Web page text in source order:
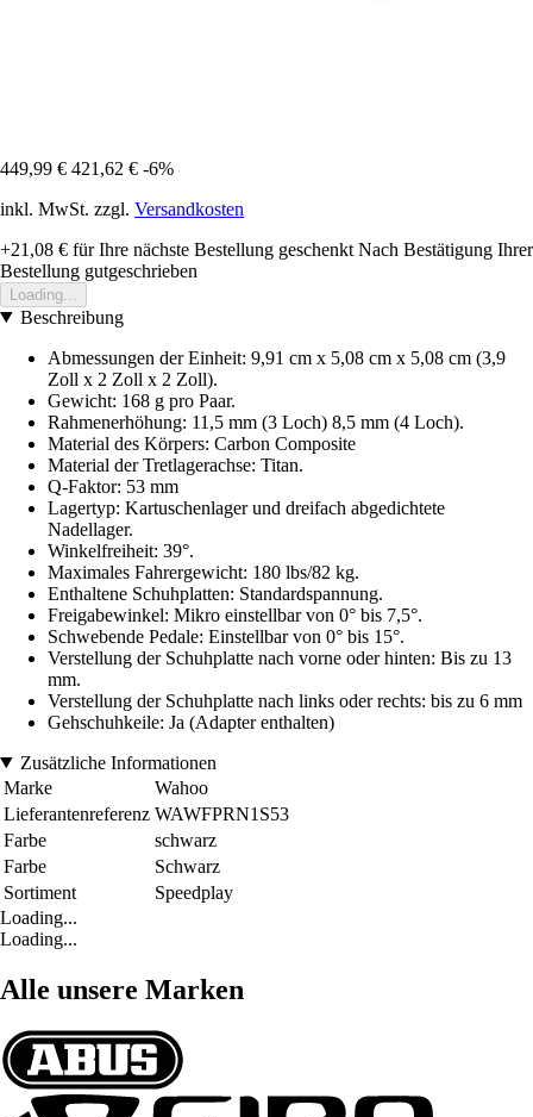
449,99 € 421,62 € -6%
inkl. MwSt. zzgl. Versandkosten
+21,08 € für Ihre nächste Bestellung geschenkt Nach Bestätigung Ihrer
Bestellung gutgeschrieben
Loading...
Beschreibung
Abmessungen der Einheit: 9,91 cm x 5,08 cm x 5,08 cm (3,9
Zoll x 2 Zoll x 2 Zoll).
Gewicht: 168 g pro Paar.
Rahmenerhöhung: 11,5 mm (3 Loch) 8,5 mm (4 Loch).
Material des Körpers: Carbon Composite
Material der Tretlagerachse: Titan.
Q-Faktor: 53 mm
Lagertyp: Kartuschenlager und dreifach abgedichtete
Nadellager.
Winkelfreiheit: 39°.
Maximales Fahrergewicht: 180 lbs/82 kg.
Enthaltene Schuhplatten: Standardspannung.
Freigabewinkel: Mikro einstellbar von 0° bis 7,5°.
Schwebende Pedale: Einstellbar von 0° bis 15°.
Verstellung der Schuhplatte nach vorne oder hinten: Bis zu 13
mm.
Verstellung der Schuhplatte nach links oder rechts: bis zu 6 mm
Gehschuhkeile: Ja (Adapter enthalten)
Zusätzliche Informationen
Marke
Wahoo
Lieferantenreferenz WAWFPRN1S53
Farbe
schwarz
Farbe
Schwarz
Sortiment
Speedplay
Loading...
Loading...
Alle unsere Marken